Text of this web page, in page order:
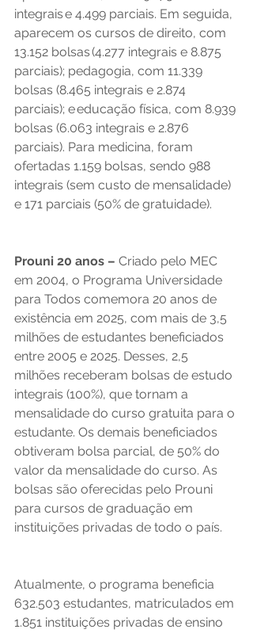
integrais e 4.499 parciais. Em seguida,
aparecem os cursos de direito, com
13.152 bolsas (4.277 integrais e 8.875
parciais); pedagogia, com 11.339
bolsas (8.465 integrais e 2.874
parciais); e educação física, com 8.939
bolsas (6.063 integrais e 2.876
parciais). Para medicina, foram
ofertadas 1.159 bolsas, sendo 988
integrais (sem custo de mensalidade)
e 171 parciais (50% de gratuidade).
Prouni 20 anos – Criado pelo MEC
em 2004, o Programa Universidade
para Todos comemora 20 anos de
existência em 2025, com mais de 3,5
milhões de estudantes beneficiados
entre 2005 e 2025. Desses, 2,5
milhões receberam bolsas de estudo
integrais (100%), que tornam a
mensalidade do curso gratuita para o
estudante. Os demais beneficiados
obtiveram bolsa parcial, de 50% do
valor da mensalidade do curso. As
bolsas são oferecidas pelo Prouni
para cursos de graduação em
instituições privadas de todo o país.
Atualmente, o programa beneficia
632.503 estudantes, matriculados em
1.851 instituições privadas de ensino